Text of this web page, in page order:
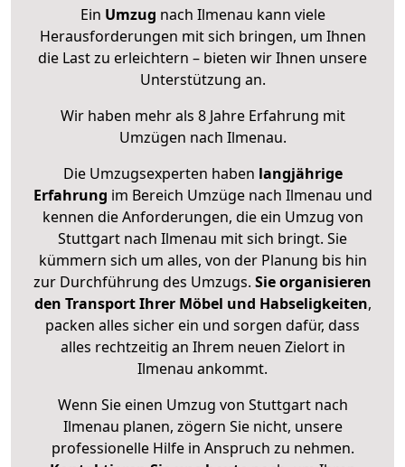
Ein Umzug nach Ilmenau kann viele
Herausforderungen mit sich bringen, um Ihnen
die Last zu erleichtern – bieten wir Ihnen unsere
Unterstützung an.
Wir haben mehr als 8 Jahre Erfahrung mit
Umzügen nach Ilmenau.
Die Umzugsexperten haben langjährige
Erfahrung im Bereich Umzüge nach Ilmenau und
kennen die Anforderungen, die ein Umzug von
Stuttgart nach Ilmenau mit sich bringt. Sie
kümmern sich um alles, von der Planung bis hin
zur Durchführung des Umzugs. Sie organisieren
den Transport Ihrer Möbel und Habseligkeiten,
packen alles sicher ein und sorgen dafür, dass
alles rechtzeitig an Ihrem neuen Zielort in
Ilmenau ankommt.
Wenn Sie einen Umzug von Stuttgart nach
Ilmenau planen, zögern Sie nicht, unsere
professionelle Hilfe in Anspruch zu nehmen.